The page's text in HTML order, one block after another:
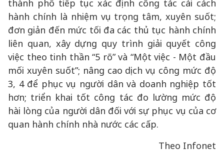
thành phố tiếp tục xác định công tác cải cách
hành chính là nhiệm vụ trọng tâm, xuyên suốt;
đơn giản đến mức tối đa các thủ tục hành chính
liên quan, xây dựng quy trình giải quyết công
việc theo tinh thần “5 rõ” và “Một việc - Một đầu
mối xuyên suốt”; nâng cao dịch vụ công mức độ
3, 4 để phục vụ người dân và doanh nghiệp tốt
hơn; triển khai tốt công tác đo lường mức độ
hài lòng của người dân đối với sự phục vụ của cơ
quan hành chính nhà nước các cấp.
Theo Infonet